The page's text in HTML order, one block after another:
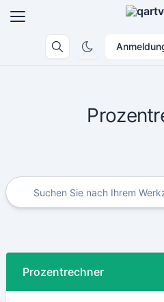
Prozentrechner